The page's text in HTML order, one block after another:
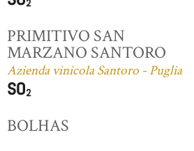
PRIMITIVO SAN
MARZANO SANTORO
Azienda vinicola Santoro - Puglia
BOLHAS